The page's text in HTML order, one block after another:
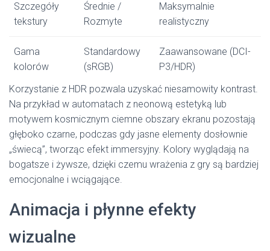
Szczegóły
tekstury
Średnie /
Rozmyte
Maksymalnie
realistyczny
Gama
kolorów
Standardowy
(sRGB)
Zaawansowane (DCI-
P3/HDR)
Korzystanie z HDR pozwala uzyskać niesamowity kontrast.
Na przykład w automatach z neonową estetyką lub
motywem kosmicznym ciemne obszary ekranu pozostają
głęboko czarne, podczas gdy jasne elementy dosłownie
„świecą”, tworząc efekt immersyjny. Kolory wyglądają na
bogatsze i żywsze, dzięki czemu wrażenia z gry są bardziej
emocjonalne i wciągające.
Animacja i płynne efekty
wizualne